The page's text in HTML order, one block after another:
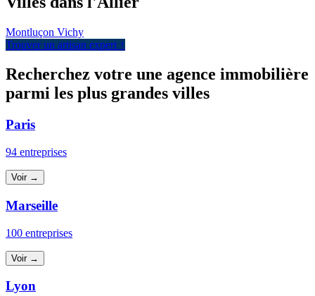
Montluçon Vichy
Trouver un artisan expert ↑
Recherchez votre une agence immobilière
parmi les plus grandes villes
Paris
94 entreprises
Voir →
Marseille
100 entreprises
Voir →
Lyon